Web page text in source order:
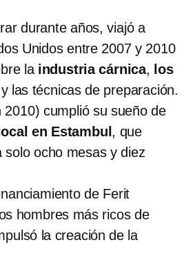
durante años, viajó a
Unidos entre 2007 y 2010
la industria cárnica, los
y las técnicas de preparación.
2010) cumplió su sueño de
en Estambul , que
solo ocho mesas y diez
de Ferit
hombres más ricos de
la creación de la